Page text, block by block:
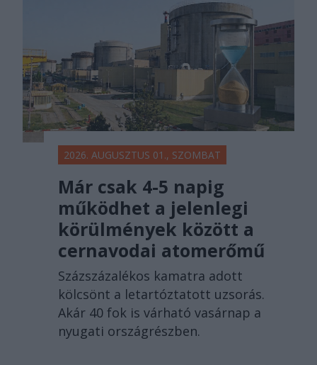
2026. AUGUSZTUS 01., SZOMBAT
Már csak 4-5 napig
működhet a jelenlegi
körülmények között a
cernavodai atomerőmű
Százszázalékos kamatra adott
kölcsönt a letartóztatott uzsorás.
Akár 40 fok is várható vasárnap a
nyugati országrészben.